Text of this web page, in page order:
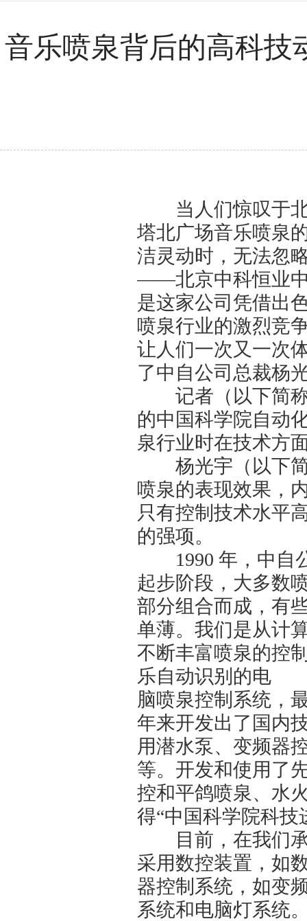
音乐喷泉背后的高科技
当人们惊叹于北
塔北广场音乐喷泉
洁灵动时，无法忽
——北京中科恒业中
是这家公司凭借出
喷泉行业的激烈竞
让人们一次又一次
了中自公司总裁杨
记者（以下简称
的中国科学院自动
泉行业时在技术方
杨光宇（以下简
喷泉的表现效果，
只有控制技术水平
的强项。
1990 年，中自公
起步阶段，大多数
部分组合而成，有
单薄。我们是从计
不断丰富喷泉的控
乐自动识别的电
脑喷泉控制系统，
年来开发出了国内
用潜水泵、变频器
等。开发和使用了
控和平鸽喷泉、水
得“中国科学院科技
目前，在我们承
采用数控装置，如
器控制系统，如变
系统和电脑灯系统